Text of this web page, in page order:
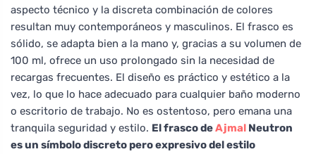
aspecto técnico y la discreta combinación de colores
resultan muy contemporáneos y masculinos. El frasco es
sólido, se adapta bien a la mano y, gracias a su volumen de
100 ml, ofrece un uso prolongado sin la necesidad de
recargas frecuentes. El diseño es práctico y estético a la
vez, lo que lo hace adecuado para cualquier baño moderno
o escritorio de trabajo. No es ostentoso, pero emana una
tranquila seguridad y estilo. El frasco deAjmal Neutron
es un símbolo discreto pero expresivo del estilo